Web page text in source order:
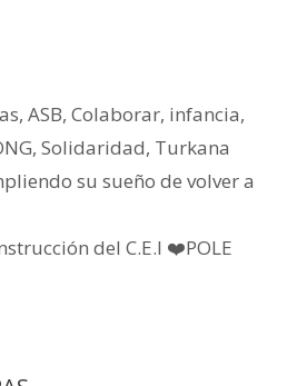
,ASB,Colaborar, infancia,
, Solidaridad, Turkana
su sueño de volver a
del C.E.I ❤️POLE